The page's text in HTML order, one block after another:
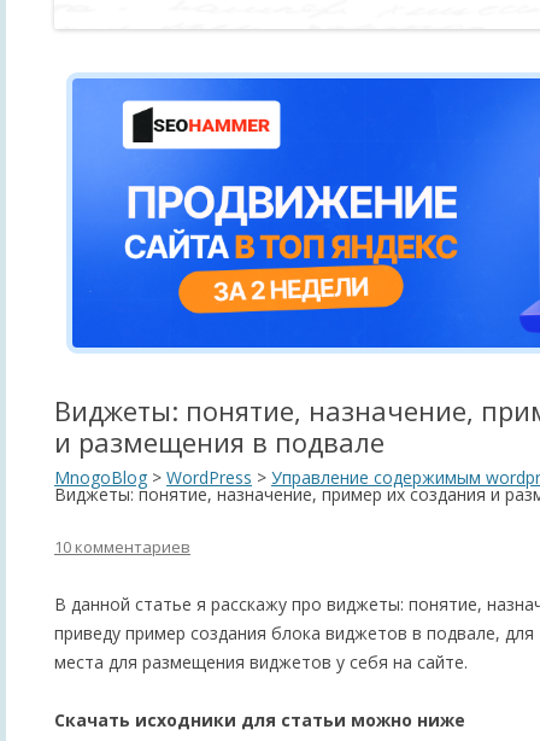
Виджеты: понятие, назначение,
и размещения в подвале
MnogoBlog > WordPress > Управление содержимым
Виджеты: понятие, назначение, пример их создания и
10 комментариев
В данной статье я расскажу про виджеты: понятие,
приведу пример создания блока виджетов в подвале, для
места для размещения виджетов у себя на сайте.
Скачать исходники для статьи можно ниже